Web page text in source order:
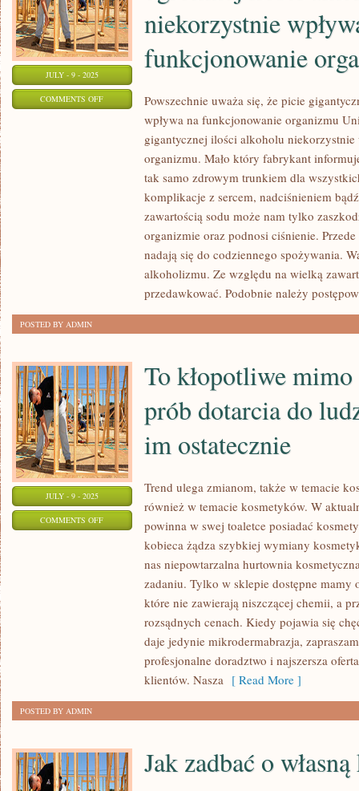
KAŻDY
PACJENT
RÓWNIEŻ
INNY
JULY - 9 - 2025
COMMENTS OFFON
POWSZECHNIE
OGROMNEJ
ALKOHOLU
NIEKORZYSTNIE
niekorzystnie
funkcjonowanie
Powszechnie uważa się, że picie
wpływa na funkcjonowanie organizmu
gigantycznej ilości alkoholu
organizmu. Mało który fabrykant
tak samo zdrowym trunkiem dla
komplikacje z sercem, nadciśnieniem
zawartością sodu może nam tylko
organizmie oraz podnosi ciśnienie.
nadają się do codziennego spożywania.
alkoholizmu. Ze względu na wielką
przedawkować. Podobnie należy
POSTED BY ADMIN
JULY - 9 - 2025
COMMENTS OFFON
NOTORYCZNYCH
I
WMÓWIENIA
OSTATECZNIE
To kłopotliwe
prób dotarcia do
im ostatecznie
Trend ulega zmianom, także w temacie
również w temacie kosmetyków. W
powinna w swej toaletce posiadać
kobieca żądza szybkiej wymiany
nas niepowtarzalna hurtownia
zadaniu. Tylko w sklepie dostępne mamy
które nie zawierają niszczącej chemii, a
rozsądnych cenach. Kiedy pojawia się
daje jedynie mikrodermabrazja,
profesjonalne doradztwo i najszersza
klientów. Nasza [ Read More ]
POSTED BY ADMIN
Jak zadbać o